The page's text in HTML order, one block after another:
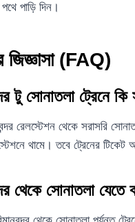
পাড়ি দিন।
জিজ্ঞাসা (FAQ)
টু সোনাতলা ট্রেনে
রেলস্টেশন থেকে সরাসরি
থামে। তবে ট্রেনের টিকেট
থেকে সোনাতলা